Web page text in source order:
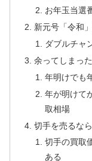
お年玉当選
新元号「令和
ダブルチャ
余ってしまっ
年明けでも
年が明けて
取相場
切手を売るな
切手の買取
ある